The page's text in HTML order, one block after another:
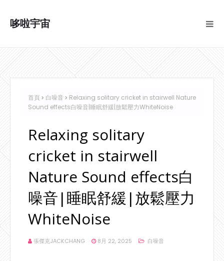
哆啦宇宙
首頁 白噪音
Relaxing solitary cricket in stairwell Nature
Sound effects白噪音|睡眠舒緩|放鬆壓力WhiteNoise
Relaxing solitary
cricket in stairwell
Nature Sound effects白
噪音|睡眠舒緩|放鬆壓力
WhiteNoise
張傑克JACKCHANG 8月 22, 2025 白噪音